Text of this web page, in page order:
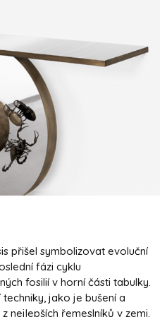
přišel symbolizovat evoluční
fázi cyklu
fosilií v horní části tabulky.
jako je bušení a
nejlepších řemeslníků v zemi.